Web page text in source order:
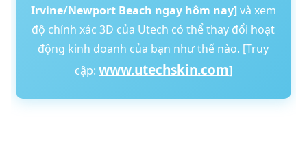
Irvine/Newport Beach ngay hôm nay]và xem
độ chính xác 3D của Utech có thể thay đổi hoạt
động kinh doanh của bạn như thế nào. [Truy
cập: www.utechskin.com]